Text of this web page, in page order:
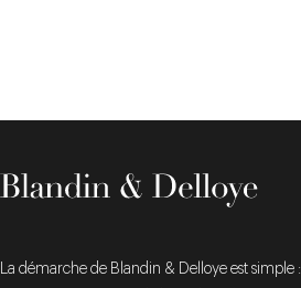
La démarche de Blandin & Delloye est simple :